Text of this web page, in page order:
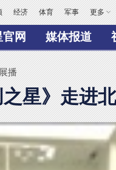
经济 体育 军事 更多
网 媒体报道
播
星》走进